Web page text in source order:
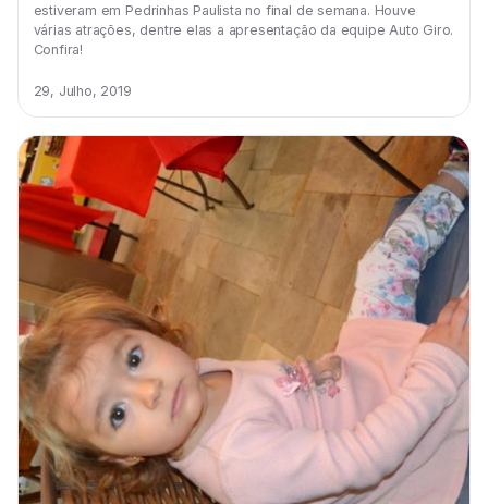
estiveram em Pedrinhas Paulista no final de semana. Houve
várias atrações, dentre elas a apresentação da equipe Auto Giro.
Confira!
29, Julho, 2019